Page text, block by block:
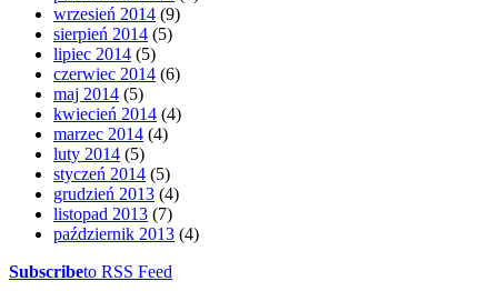
wrzesień 2014 (9)
sierpień 2014 (5)
lipiec 2014 (5)
czerwiec 2014 (6)
maj 2014 (5)
kwiecień 2014 (4)
marzec 2014 (4)
luty 2014 (5)
styczeń 2014 (5)
grudzień 2013 (4)
listopad 2013 (7)
październik 2013 (4)
Subscribeto RSS Feed